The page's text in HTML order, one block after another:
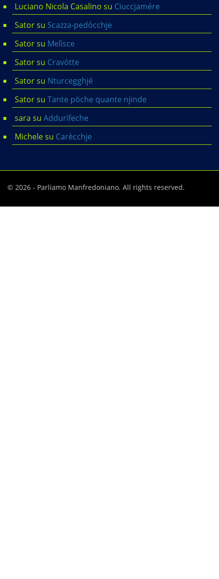
Luciano Nicola Casalino su Ciuccjamére
Satorsu Scazza-pedócchje
Satorsu Melìsce
Satorsu Cravótte
Satorsu Nturcegghjé
Satorsu Tante pöche quante njinde
sara su Addurìfeche
Michelesu Carècchje
© 2026 - Parliamo Manfredoniano. All rights reserved.